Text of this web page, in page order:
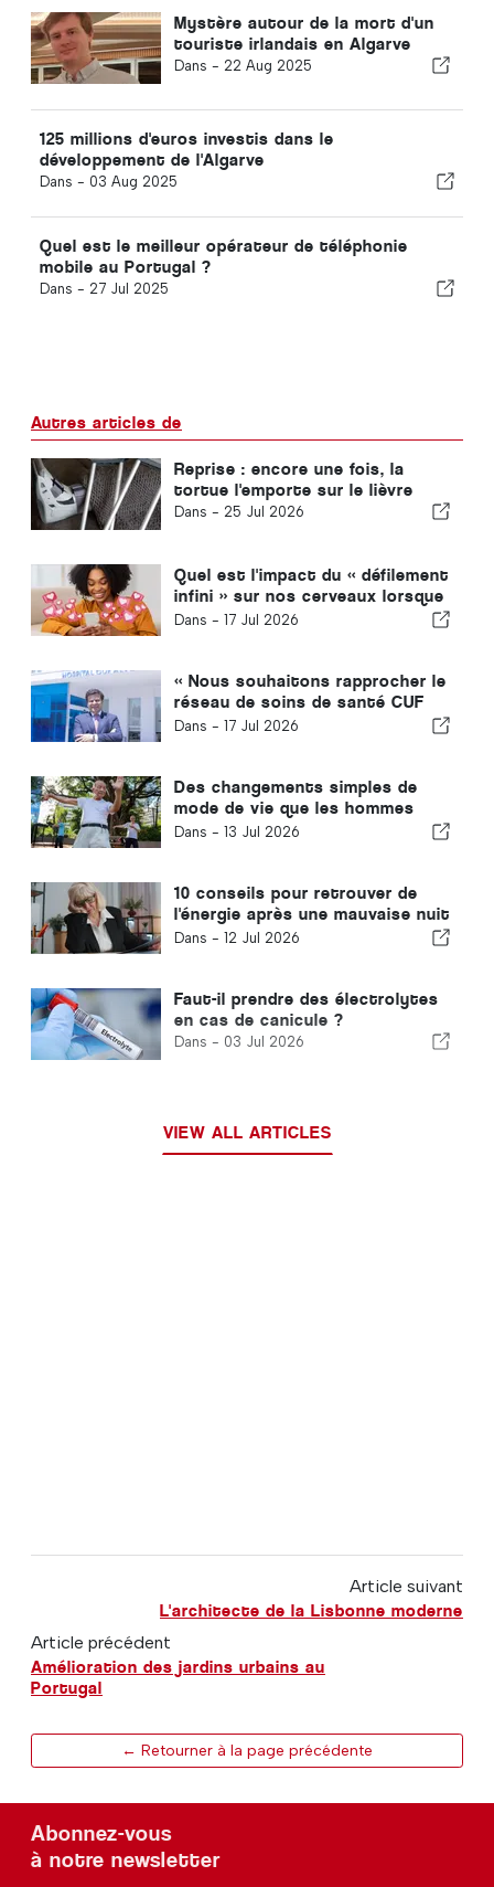
Mystère autour de la mort d'un
touriste irlandais en Algarve
Dans - 22 Aug 2025
125 millions d'euros investis dans le
développement de l'Algarve
Dans - 03 Aug 2025
Quel est le meilleur opérateur de téléphonie
mobile au Portugal ?
Dans - 27 Jul 2025
Autres articles de
Reprise : encore une fois, la
tortue l'emporte sur le lièvre
Dans - 25 Jul 2026
Quel est l'impact du « défilement
infini » sur nos cerveaux lorsque
nous utilisons nos téléphones ?
Dans - 17 Jul 2026
« Nous souhaitons rapprocher le
réseau de soins de santé CUF
des personnes et des
Dans - 17 Jul 2026
Des changements simples de
mode de vie que les hommes
devraient adopter tous les dix
Dans - 13 Jul 2026
10 conseils pour retrouver de
l'énergie après une mauvaise nuit
de sommeil
Dans - 12 Jul 2026
Faut-il prendre des électrolytes
en cas de canicule ?
Dans - 03 Jul 2026
VIEW ALL ARTICLES
Article suivant
L'architecte de la Lisbonne moderne
Article précédent
Amélioration des jardins urbains au
Portugal
← Retourner à la page précédente
Abonnez-vous
à notre newsletter